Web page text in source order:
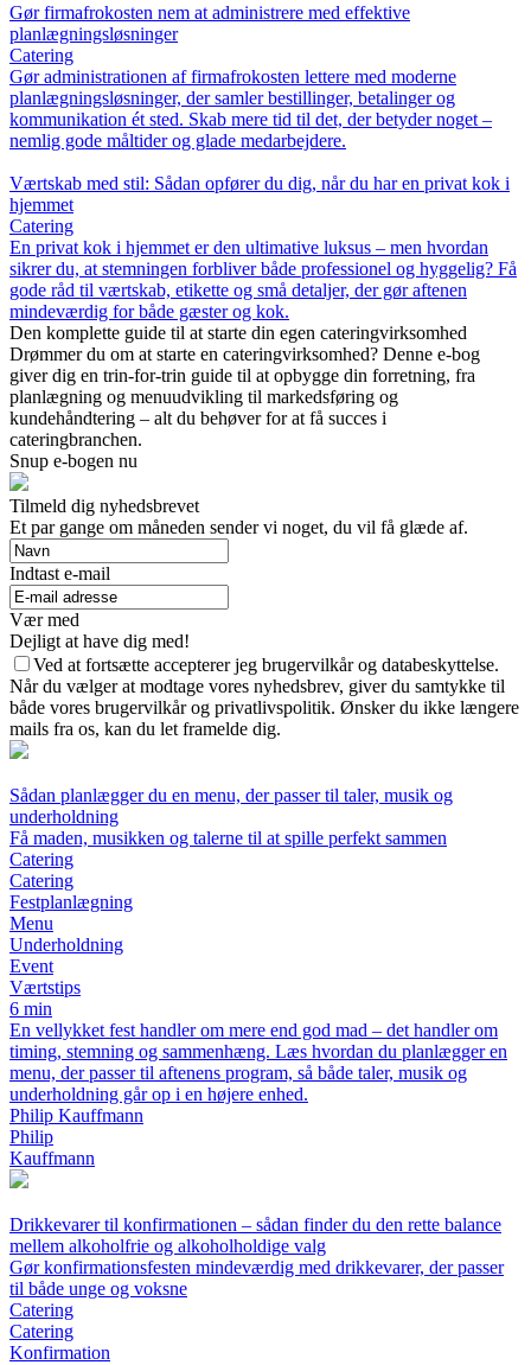
Gør firmafrokosten nem at administrere med effektive
planlægningsløsninger
Catering
Gør administrationen af firmafrokosten lettere med moderne
planlægningsløsninger, der samler bestillinger, betalinger og
kommunikation ét sted. Skab mere tid til det, der betyder noget –
nemlig gode måltider og glade medarbejdere.
Værtskab med stil: Sådan opfører du dig, når du har en privat kok i
hjemmet
Catering
En privat kok i hjemmet er den ultimative luksus – men hvordan
sikrer du, at stemningen forbliver både professionel og hyggelig? Få
gode råd til værtskab, etikette og små detaljer, der gør aftenen
mindeværdig for både gæster og kok.
Den komplette guide til at starte din egen cateringvirksomhed
Drømmer du om at starte en cateringvirksomhed? Denne e-bog
giver dig en trin-for-trin guide til at opbygge din forretning, fra
planlægning og menuudvikling til markedsføring og
kundehåndtering – alt du behøver for at få succes i
cateringbranchen.
Snup e-bogen nu
Tilmeld dig nyhedsbrevet
Et par gange om måneden sender vi noget, du vil få glæde af.
Indtast e-mail
Vær med
Dejligt at have dig med!
Ved at fortsætte accepterer jeg brugervilkår og databeskyttelse.
Når du vælger at modtage vores nyhedsbrev, giver du samtykke til
både vores brugervilkår og privatlivspolitik. Ønsker du ikke længere
mails fra os, kan du let framelde dig.
Sådan planlægger du en menu, der passer til taler, musik og
underholdning
Få maden, musikken og talerne til at spille perfekt sammen
Catering
Catering
Festplanlægning
Menu
Underholdning
Event
Værtstips
6 min
En vellykket fest handler om mere end god mad – det handler om
timing, stemning og sammenhæng. Læs hvordan du planlægger en
menu, der passer til aftenens program, så både taler, musik og
underholdning går op i en højere enhed.
Philip Kauffmann
Philip
Kauffmann
Drikkevarer til konfirmationen – sådan finder du den rette balance
mellem alkoholfrie og alkoholholdige valg
Gør konfirmationsfesten mindeværdig med drikkevarer, der passer
til både unge og voksne
Catering
Catering
Konfirmation